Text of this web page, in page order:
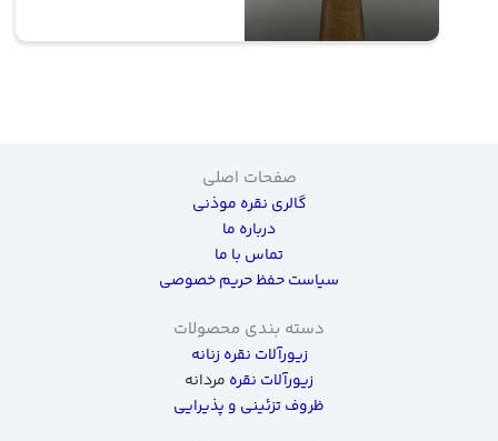
صفحات اصلی
گالری نقره موذنی
درباره ما
تماس با ما
سیاست حفظ حریم خصوصی
دسته بندی محصولات
زیورآلات نقره زنانه
زیورآلات نقره مردانه
ظروف تزئینی و پذیرایی